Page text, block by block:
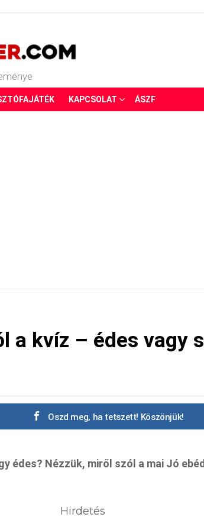
KAPCSOLAT ÁSZF
a kvíz – édes vagy
Oszd meg, ha tetszett! Köszönjük!
édes? Nézzük, miről szól a mai Jó
Hirdetés